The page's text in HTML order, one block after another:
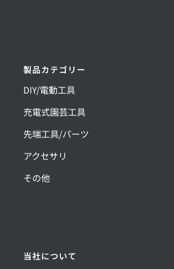
製品カテゴリー
DIY/電動工具
充電式園芸工具
先端工具/パーツ
アクセサリ
その他
当社について